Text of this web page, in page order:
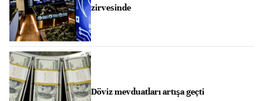
zirvesinde
Döviz mevduatları artışa geçti